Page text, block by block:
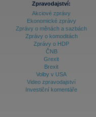
Archiv - Treasury alerty
Archiv - Vývoj české koruny
Archiv analýz - Makroukazatele
Ceny průmyslových výrobců - Data a prognózy
Ceny průmyslových výrobců - Graf (ČR)
Zpravodajství:
Akciové zprávy
Ekonomické zprávy
Zprávy o měnách a sazbách
Zprávy o komoditách
Zprávy o HDP
ČNB
Grexit
Brexit
Volby v USA
Video zpravodajství
Investiční komentáře